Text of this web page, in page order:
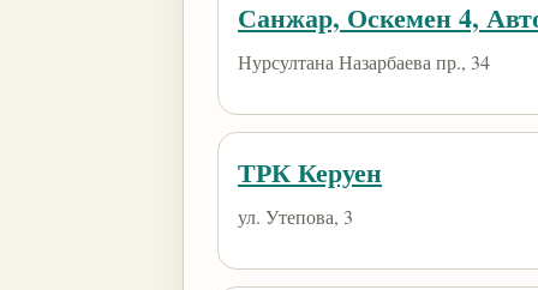
Санжар, Оскемен 4,
Нурсултана Назарбаева пр., 34
ТРК Керуен
ул. Утепова, 3